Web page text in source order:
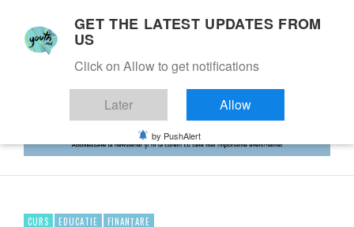
CURS EDUCATIE FINANȚARE
GET THE LATEST UPDATES FROM
US
Click on Allow to get notifications
Later Allow
by PushAlert